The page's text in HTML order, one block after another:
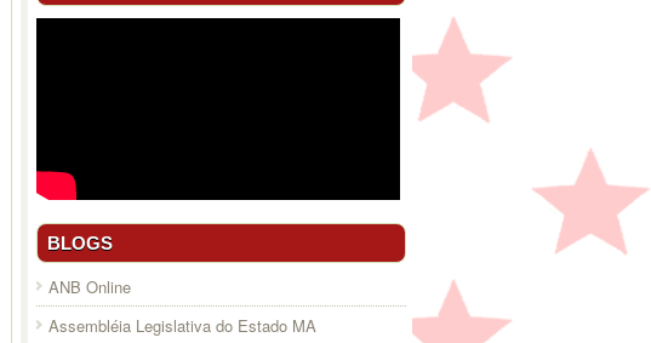
BLOGS
ANB Online
Assembléia Legislativa do Estado MA